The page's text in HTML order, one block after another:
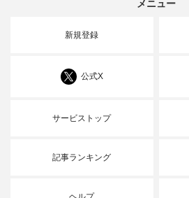
メニュー
新規登録
公式X
サービストップ
記事ランキング